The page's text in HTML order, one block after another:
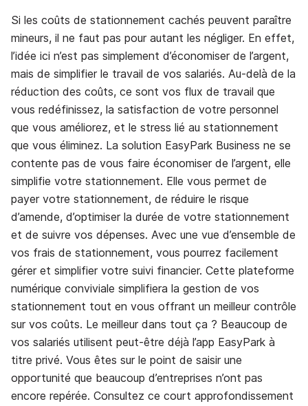
Si les coûts de stationnement cachés peuvent paraître
mineurs, il ne faut pas pour autant les négliger. En effet,
l’idée ici n’est pas simplement d’économiser de l’argent,
mais de simplifier le travail de vos salariés. Au-delà de la
réduction des coûts, ce sont vos flux de travail que
vous redéfinissez, la satisfaction de votre personnel
que vous améliorez, et le stress lié au stationnement
que vous éliminez. La solution EasyPark Business ne se
contente pas de vous faire économiser de l’argent, elle
simplifie votre stationnement. Elle vous permet de
payer votre stationnement, de réduire le risque
d’amende, d’optimiser la durée de votre stationnement
et de suivre vos dépenses. Avec une vue d’ensemble de
vos frais de stationnement, vous pourrez facilement
gérer et simplifier votre suivi financier. Cette plateforme
numérique conviviale simplifiera la gestion de vos
stationnement tout en vous offrant un meilleur contrôle
sur vos coûts. Le meilleur dans tout ça ? Beaucoup de
vos salariés utilisent peut-être déjà l’app EasyPark à
titre privé. Vous êtes sur le point de saisir une
opportunité que beaucoup d’entreprises n’ont pas
encore repérée. Consultez ce court approfondissement